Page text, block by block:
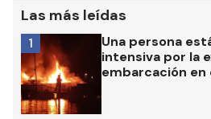
Las más leídas
Una persona
intensiva por la
embarcación en
1